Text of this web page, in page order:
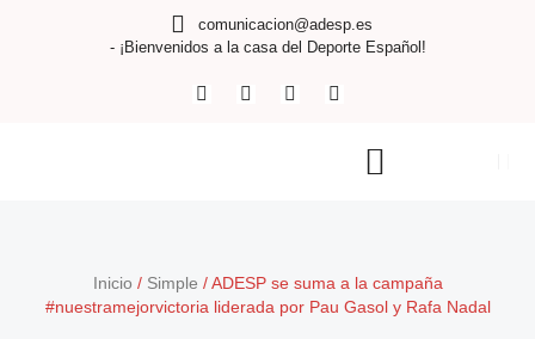
comunicacion@adesp.es
- ¡Bienvenidos a la casa del Deporte Español!
Inicio / Simple / ADESP se suma a la campaña
#nuestramejorvictoria liderada por Pau Gasol y Rafa Nadal